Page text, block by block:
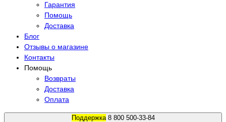
Гарантия
Помощь
Доставка
Блог
Отзывы о магазине
Контакты
Помощь
Возвраты
Доставка
Оплата
Поддержка 8 800 500-33-84